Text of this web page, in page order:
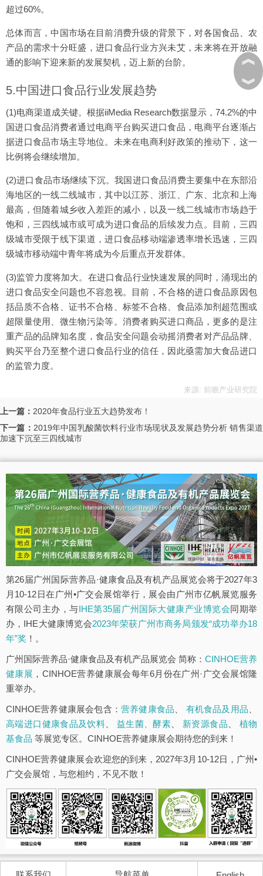
超过60%。
总体而言，中国市场在目前消费升级的背景下，对各国食品、农
产品的需求十分旺盛，进口食品行业方兴未艾，未来将在开放融
通的影响下迎来新的发展契机，迈上新的台阶。
5.中国进口食品行业发展趋势
(1)电商渠道成关键。根据iiMedia Research数据显示，74.2%的中
国进口食品消费者通过电商平台购买进口食品，电商平台逐渐占
据进口食品市场主导地位。未来在电商利好政策的推动下，这一
比例将会继续增加。
(2)进口食品市场继续下沉。我国进口食品消费主要集中在东部沿
海地区的一线二线城市，其中以江苏、浙江、广东、北京和上海
最高，但随着城乡收入差距的减小，以及一线二线城市市场趋于
饱和，三四线城市或可成为进口食品的后续发力点。目前，三四
级城市受限于线下渠道，进口食品移动端渗透率增长迅速，三四
级城市移动端中青年将成为今后重点开发群体。
(3)监管力度将加大。在进口食品行业快速发展的同时，涌现出的
进口食品安全问题也不容忽视。目前，不合格的进口食品原因包
括品质不合格、证书不合格、标签不合格、食品添加剂超范围或
超限量使用、微生物污染等。消费者购买进口商品，更多的是注
重产品的品牌知名度，食品安全问题会动摇消费者对产品品牌、
购买平台乃至整个进口食品行业的信任，因此亟需加大食品进口
的监管力度。
来源: 前瞻产业研究院
上一篇： 2020年食品行业五大趋势发布！
下一篇： 2019年中国乳酸菌饮料行业市场现状及发展趋势分析 销售渠道
加速下沉至三四线城市
第26届广州国际营养品·健康食品及有机产品展览会将于2027年3
月10-12日在广州•广交会展馆举行，展会由广州市亿帆展览服务
有限公司主办，与IHE第35届广州国际大健康产业博览会同期举
办，IHE大健康博览会2023年荣获广州市商务局颁发“成功举办18
年”奖 ！。
广州国际营养品·健康食品及有机产品展览会 简称： CINHOE营养
健康展 ，CINHOE营养健康展会每年6月份在广州·广交会展馆隆
重举办。
CINHOE营养健康展会包含： 营养健康食品 有机食品及用品
高端进口健康食品及饮料
益生菌、酵素 新资源食品
植物
基食品 等展览专区。CINHOE营养健康展会期待您的到来！
CINHOE营养健康展会欢迎您的到来，2027年3月10-12日，广州•
广交会展馆，与您相约，不见不散！
︽
︾